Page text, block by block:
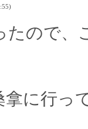
たので、
拿に行っ